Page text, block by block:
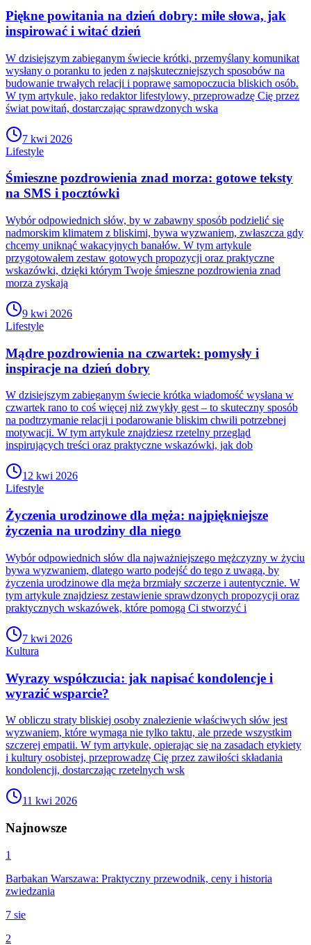
Piękne powitania na dzień dobry: miłe słowa, jak
inspirować i witać dzień
W dzisiejszym zabieganym świecie krótki, przemyślany komunikat
wysłany o poranku to jeden z najskuteczniejszych sposobów na
budowanie trwałych relacji i poprawę samopoczucia bliskich osób.
W tym artykule, jako redaktor lifestylowy, przeprowadzę Cię przez
świat powitań, dostarczając sprawdzonych wska
7 kwi 2026
Lifestyle
Śmieszne pozdrowienia znad morza: gotowe teksty
na SMS i pocztówki
Wybór odpowiednich słów, by w zabawny sposób podzielić się
nadmorskim klimatem z bliskimi, bywa wyzwaniem, zwłaszcza gdy
chcemy uniknąć wakacyjnych banałów. W tym artykule
przygotowałem zestaw gotowych propozycji oraz praktyczne
wskazówki, dzięki którym Twoje śmieszne pozdrowienia znad
morza zyskają
9 kwi 2026
Lifestyle
Mądre pozdrowienia na czwartek: pomysły i
inspiracje na dzień dobry
W dzisiejszym zabieganym świecie krótka wiadomość wysłana w
czwartek rano to coś więcej niż zwykły gest – to skuteczny sposób
na podtrzymanie relacji i podarowanie bliskim chwili potrzebnej
motywacji. W tym artykule znajdziesz rzetelny przegląd
inspirujących treści oraz praktyczne wskazówki, jak dob
12 kwi 2026
Lifestyle
Życzenia urodzinowe dla męża: najpiękniejsze
życzenia na urodziny dla niego
Wybór odpowiednich słów dla najważniejszego mężczyzny w życiu
bywa wyzwaniem, dlatego warto podejść do tego z uwagą, by
życzenia urodzinowe dla męża brzmiały szczerze i autentycznie. W
tym artykule znajdziesz zestawienie sprawdzonych propozycji oraz
praktycznych wskazówek, które pomogą Ci stworzyć i
7 kwi 2026
Kultura
Wyrazy współczucia: jak napisać kondolencje i
wyrazić wsparcie?
W obliczu straty bliskiej osoby znalezienie właściwych słów jest
wyzwaniem, które wymaga nie tylko taktu, ale przede wszystkim
szczerej empatii. W tym artykule, opierając się na zasadach etykiety
i kultury osobistej, przeprowadzę Cię przez zawiłości składania
kondolencji, dostarczając rzetelnych wsk
11 kwi 2026
Najnowsze
1
Barbakan Warszawa: Praktyczny przewodnik, ceny i historia
zwiedzania
7 sie
2